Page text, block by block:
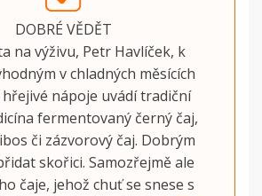
DOBRÉ VĚDĚT
na výživu, Petr Havlíček, k
v chladných měsících
hřejivé nápoje uvádí tradiční
fermentovaný černý čaj,
či zázvorový čaj. Dobrým
skořici. Samozřejmě ale
čaje, jehož chuť se snese s